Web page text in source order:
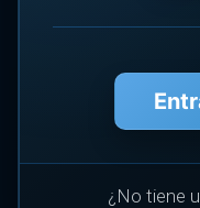
¿No tiene